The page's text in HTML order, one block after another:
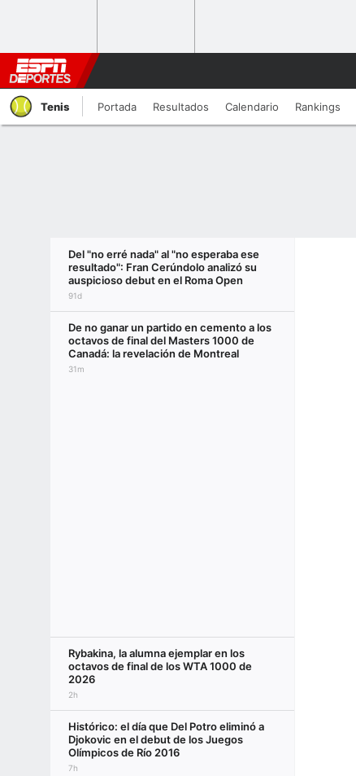
Tenis Portada Resultados Calendario Rankings
Del "no erré nada" al "no esperaba ese
resultado": Fran Cerúndolo analizó su
auspicioso debut en el Roma Open
91d
De no ganar un partido en cemento a los
octavos de final del Masters 1000 de
Canadá: la revelación de Montreal
31m
Rybakina, la alumna ejemplar en los
octavos de final de los WTA 1000 de
2026
2h
Histórico: el día que Del Potro eliminó a
Djokovic en el debut de los Juegos
Olímpicos de Río 2016
7h